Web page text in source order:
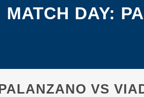
MATCH DAY:
VS